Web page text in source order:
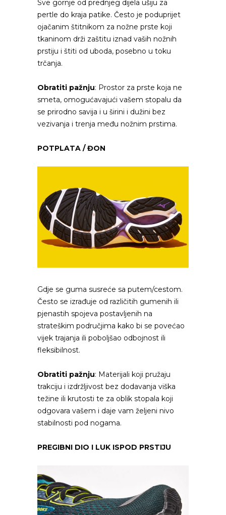
Sve gornje od prednjeg dijela ušiju za
pertle do kraja patike. Često je poduprijet
ojačanim štitnikom za nožne prste koji
tkaninom drži zaštitu iznad vaših nožnih
prstiju i štiti od uboda, posebno u toku
trčanja.
Obratiti pažnju: Prostor za prste koja ne
smeta, omogućavajući vašem stopalu da
se prirodno savija i u širini i dužini bez
vezivanja i trenja među nožnim prstima.
POTPLATA / ĐON
Gdje se guma susreće sa putem/cestom.
Često se izrađuje od različitih gumenih ili
pjenastih spojeva postavljenih na
strateškim područjima kako bi se povećao
vijek trajanja ili poboljšao odbojnost ili
fleksibilnost.
Obratiti pažnju: Materijali koji pružaju
trakciju i izdržljivost bez dodavanja viška
težine ili krutosti te za oblik stopala koji
odgovara vašem i daje vam željeni nivo
stabilnosti pod nogama.
PREGIBNI DIO I LUK ISPOD PRSTIJU